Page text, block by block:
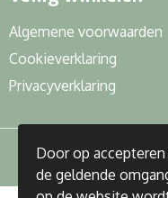
Algemene voorwaarden
Cookieverklaring
Privacyverklaring
Door op
de geldende